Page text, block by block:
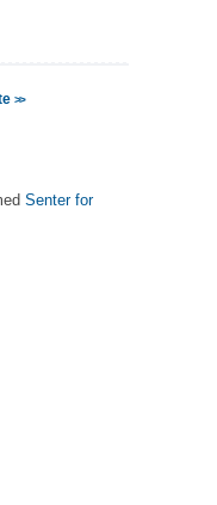
>>
Senter for